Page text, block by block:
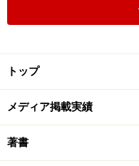
トップ
メディア掲載実績
著書